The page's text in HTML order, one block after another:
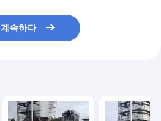
계속하다